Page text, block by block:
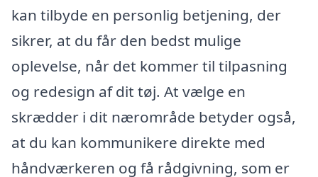
kan tilbyde en personlig betjening, der
sikrer, at du får den bedst mulige
oplevelse, når det kommer til tilpasning
og redesign af dit tøj. At vælge en
skrædder i dit nærområde betyder også,
at du kan kommunikere direkte med
håndværkeren og få rådgivning, som er